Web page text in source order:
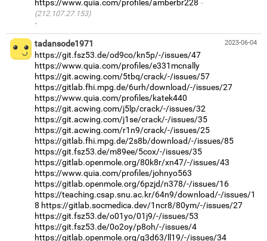
https://www.quia.com/profiles/amberbr228
(212.107.27.153)
·
2023-06-04
tadansode1971
https://git.fsz53.de/od9co/kn5p/-/issues/47
https://www.quia.com/profiles/e331mcnally
https://git.acwing.com/5tbq/crack/-/issues/57
https://gitlab.fhi.mpg.de/6urh/download/-/issues/27
https://www.quia.com/profiles/katek440
https://git.acwing.com/j5lp/crack/-/issues/32
https://git.acwing.com/j1se/crack/-/issues/35
https://git.acwing.com/r1n9/crack/-/issues/25
https://gitlab.fhi.mpg.de/2s8b/download/-/issues/85
https://git.fsz53.de/m89ee/5cox/-/issues/35
https://gitlab.openmole.org/80k8r/xn47/-/issues/43
https://www.quia.com/profiles/johnyo563
https://gitlab.openmole.org/6pzjd/n378/-/issues/16
https://teaching.csap.snu.ac.kr/64n9/download/-/issues/1
8 https://gitlab.socmedica.dev/1ncr8/80ym/-/issues/27
https://git.fsz53.de/o01yo/01j9/-/issues/53
https://git.fsz53.de/0o2oy/p8oh/-/issues/4
https://gitlab.openmole.org/g3d63/ll19/-/issues/34